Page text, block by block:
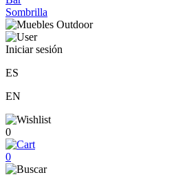
Sombrilla
Iniciar sesión
ES
EN
0
0